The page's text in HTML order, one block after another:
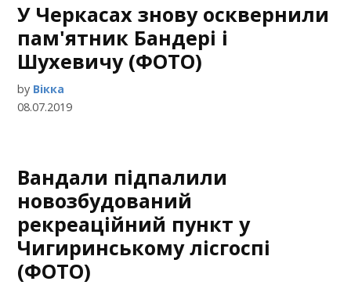
У Черкасах знову осквернили
пам'ятник Бандері і
Шухевичу (ФОТО)
by Вікка
08.07.2019
Вандали підпалили
новозбудований
рекреаційний пункт у
Чигиринському лісгоспі
(ФОТО)